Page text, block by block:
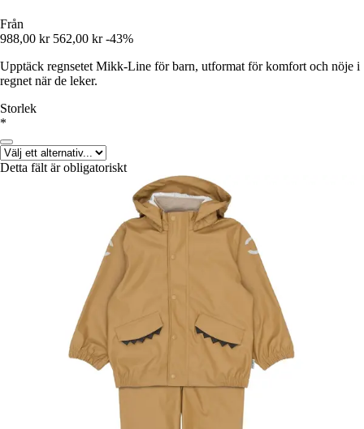
Från
988,00 kr 562,00 kr -43%
Upptäck regnsetet Mikk-Line för barn, utformat för komfort och nöje i
regnet när de leker.
Storlek
*
Detta fält är obligatoriskt